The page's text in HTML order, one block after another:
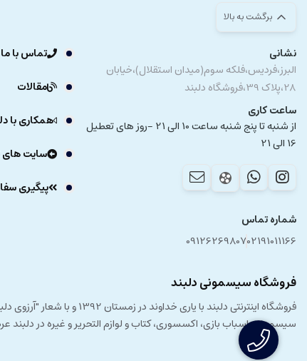
برگشت به بالا
نشانی
البرز،فردیس،فلکه سوم(میدان استقلال)،خیابان
28،پلاک 39،فروشگاه دلبند
ساعت کاری
از شنبه تا پنج شنبه ساعت 10 الی 21 -روز های تعطیل
16 الی 21
شماره تماس
02191011166
09126269807
تماس با ما
مقالات
همکاری با
سایت های
پیگیری
فروشگاه سیسمونی دلبند
فروشگاه اینترنتی
سیسمونی، اسباب بازی، اکسسوری، کتاب و لوازم التحریر و غیره در دلبند